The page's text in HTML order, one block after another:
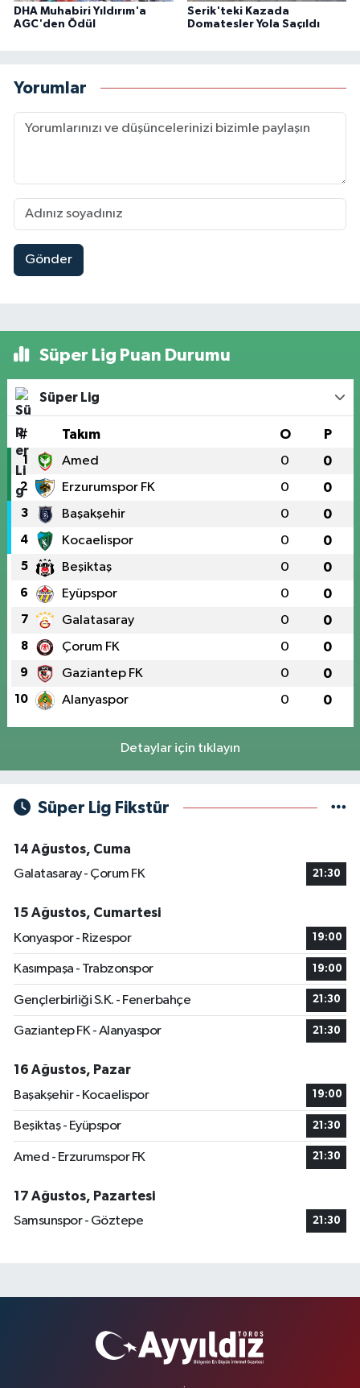
DHA Muhabiri Yıldırım'a
AGC'den Ödül
Serik'teki Kazada
Domatesler Yola Saçıldı
Yorumlar
Gönder
Süper Lig Puan Durumu
Süper Lig
# Takım O P
1 Amed 0 0
2 Erzurumspor FK 0 0
3 Başakşehir 0 0
4 Kocaelispor 0 0
5 Beşiktaş 0 0
6 Eyüpspor 0 0
7 Galatasaray 0 0
8 Çorum FK 0 0
9 Gaziantep FK 0 0
10 Alanyaspor 0 0
Detaylar için tıklayın
Süper Lig Fikstür
14 Ağustos, Cuma
Galatasaray - Çorum FK
21:30
15 Ağustos, Cumartesi
Konyaspor - Rizespor
19:00
Kasımpaşa - Trabzonspor 19:00
Gençlerbirliği S.K. - Fenerbahçe 21:30
Gaziantep FK - Alanyaspor 21:30
16 Ağustos, Pazar
Başakşehir - Kocaelispor
19:00
Beşiktaş - Eyüpspor 21:30
Amed - Erzurumspor FK 21:30
17 Ağustos, Pazartesi
Samsunspor - Göztepe
21:30